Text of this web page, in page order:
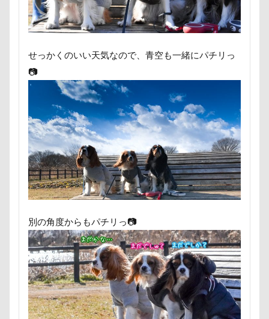
せっかくのいい天気なので、青空も一緒にパチリっ
📷
別の角度からもパチリっ📷
M・U SPORTS
My Talking Pet
MOON STAR石鹸
MC-VKS8200
MC-SBU840K. Panasonic
mayhana
LINEスタンプ
LIMONEちゃん
Bonitoくん
Bleu Bleuet BLENHEIM眞理
awa hour
APO annちゃん
ambient lounge
ALPHA ICON
AirBuggy for Dog
4コマ漫画
365カレンダー 24-70f2.8
1位
Cafe Marcus
festaくん DOG DEPT
FABIA
DOGRUN+CAFE FETCH!
Doggy Box
DOGdog展
DogCat Cafe＆Shop パウ
DOG DEPT GARDEN 軽井沢
DOG DEPT GARDEN HOTEL軽井沢
COROCO
COOLxCOOLplus Compet milimili
Cocoちゃん
Cocoくん cocoroちゃん
Caffarel
PICA秩父
くりりんちゃん うぶちゃん
おもちゃ
おちゃし。 おすしちゃん
おしゃべ
おかみさん
え～っと？ うちの子記念日